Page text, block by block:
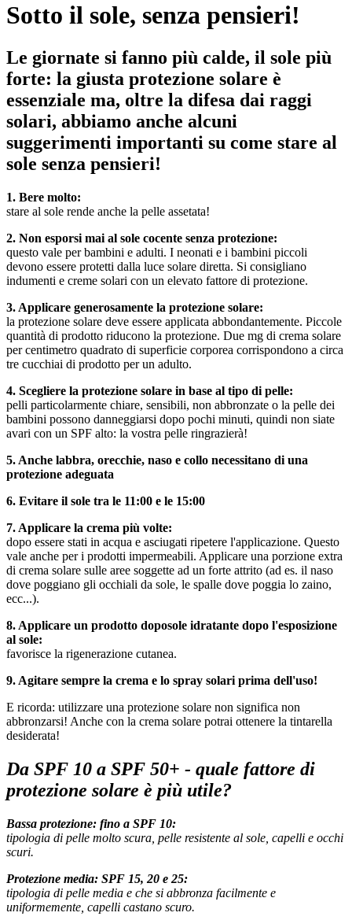
Sotto il sole, senza pensieri!
Le giornate si fanno più calde, il sole più
forte: la giusta protezione solare è
essenziale ma, oltre la difesa dai raggi
solari, abbiamo anche alcuni
suggerimenti importanti su come stare al
sole senza pensieri!
1. Bere molto:
stare al sole rende anche la pelle assetata!
2. Non esporsi mai al sole cocente senza protezione:
questo vale per bambini e adulti. I neonati e i bambini piccoli
devono essere protetti dalla luce solare diretta. Si consigliano
indumenti e creme solari con un elevato fattore di protezione.
3. Applicare generosamente la protezione solare:
la protezione solare deve essere applicata abbondantemente. Piccole
quantità di prodotto riducono la protezione. Due mg di crema solare
per centimetro quadrato di superficie corporea corrispondono a circa
tre cucchiai di prodotto per un adulto.
4. Scegliere la protezione solare in base al tipo di pelle:
pelli particolarmente chiare, sensibili, non abbronzate o la pelle dei
bambini possono danneggiarsi dopo pochi minuti, quindi non siate
avari con un SPF alto: la vostra pelle ringrazierà!
5. Anche labbra, orecchie, naso e collo necessitano di una
protezione adeguata
6. Evitare il sole tra le 11:00 e le 15:00
7. Applicare la crema più volte:
dopo essere stati in acqua e asciugati ripetere l'applicazione. Questo
vale anche per i prodotti impermeabili. Applicare una porzione extra
di crema solare sulle aree soggette ad un forte attrito (ad es. il naso
dove poggiano gli occhiali da sole, le spalle dove poggia lo zaino,
ecc...).
8. Applicare un prodotto doposole idratante dopo l'esposizione
al sole:
favorisce la rigenerazione cutanea.
9. Agitare sempre la crema e lo spray solari prima dell'uso!
E ricorda: utilizzare una protezione solare non significa non
abbronzarsi! Anche con la crema solare potrai ottenere la tintarella
desiderata!
Da SPF 10 a SPF 50+ - quale fattore di
protezione solare è più utile?
Bassa protezione: fino a SPF 10:
tipologia di pelle molto scura, pelle resistente al sole, capelli e occhi
scuri.
Protezione media: SPF 15, 20 e 25:
tipologia di pelle media e che si abbronza facilmente e
uniformemente, capelli castano scuro.